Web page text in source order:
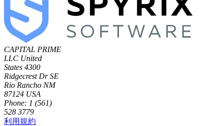
CAPITAL PRIME
LLC United
States 4300
Ridgecrest Dr SE
Rio Rancho NM
87124 USA
Phone: 1 (561)
528 3779
利用規約